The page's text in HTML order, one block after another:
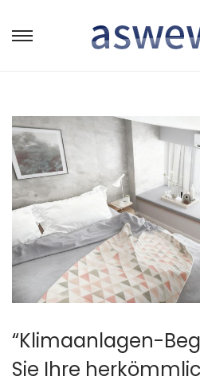
转
跳
“Klimaanlagen-
Sie Ihre